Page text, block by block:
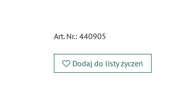
Art. Nr.: 440905
Dodaj do listy życzeń